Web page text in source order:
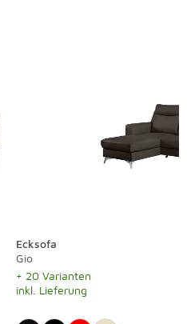
Ecksofa
Gio
+ 20 Varianten
inkl. Lieferung